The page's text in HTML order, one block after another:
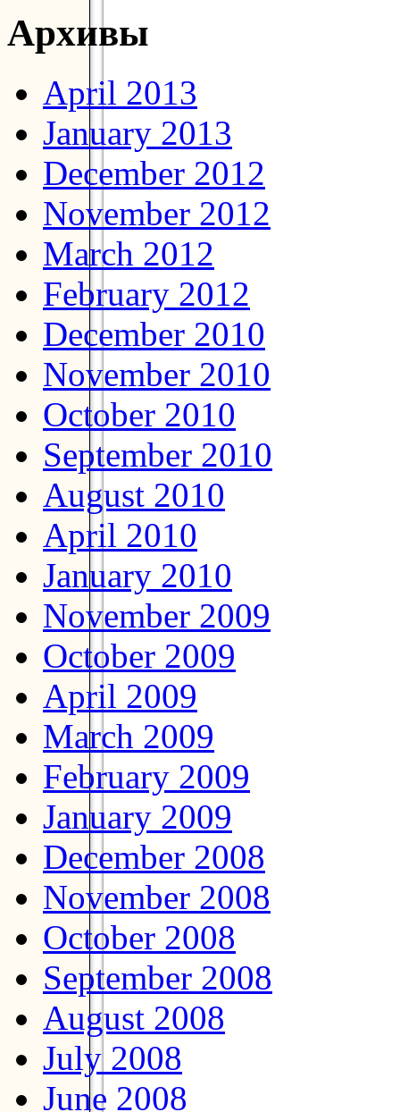
Архивы
April 2013
January 2013
December 2012
November 2012
March 2012
February 2012
December 2010
November 2010
October 2010
September 2010
August 2010
April 2010
January 2010
November 2009
October 2009
April 2009
March 2009
February 2009
January 2009
December 2008
November 2008
October 2008
September 2008
August 2008
July 2008
June 2008